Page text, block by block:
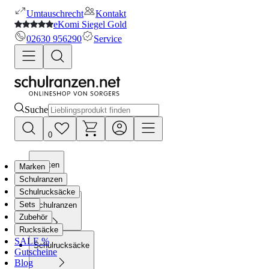
Umtauschrecht
Kontakt
eKomi Siegel Gold
02630 956290
Service
Suche
0
Marken
Schulranzen
Schulrucksäcke
Marken
Schulranzen
Schulrucksäcke
Sets
Zubehör
Rucksäcke
SALE %
Gutscheine
Blog